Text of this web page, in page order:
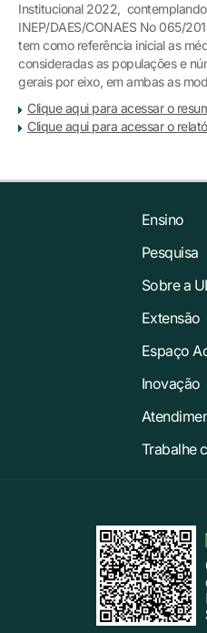
Institucional 2022,
INEP/DAES/CONAES No 065/
tem como referência inicial as
consideradas as populações e
gerais por eixo, em ambas as
Clique aqui para acessar o
Clique aqui para acessar o
Ensino
Pesquisa
Sobre a
Extensão
Espaço
Inovação
Trabalhe